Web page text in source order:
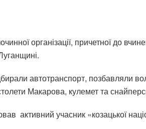
організації, причетної до
автотранспорт, позбавляли
Макарова, кулемет та
активний учасник «козацької